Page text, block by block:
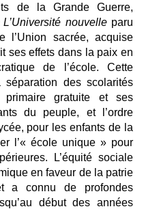
de la Grande Guerre,
L’Université nouvelleparu
l’Union sacrée, acquise
ses effets dans la paix en
de l’école. Cette
des scolarités
gratuite et ses
du peuple, et l’ordre
pour les enfants de la
l’« école unique » pour
L’équité sociale
en faveur de la patrie
a connu de profondes
début des années